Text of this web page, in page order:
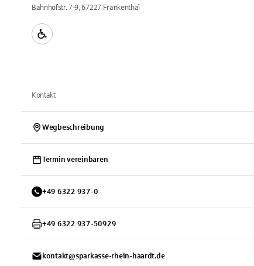
Bahnhofstr. 7-9, 67227 Frankenthal
Kontakt
Wegbeschreibung
Termin vereinbaren
+49 6322 937-0
+49 6322 937-50929
kontakt@sparkasse-rhein-haardt.de